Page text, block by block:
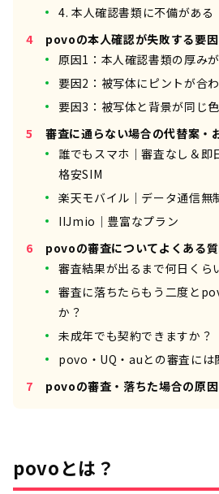
4. 本人確認書類に不備がある
povoの本人確認が失敗する要因
原因1：本人確認書類の厚み
要因2：被写体にピントが合
要因3：被写体と背景が同じ
審査に通らない場合の代替案・
誰でもスマホ｜審査なし＆即
格安SIM
楽天モバイル｜データ通信無
IIJmio｜豊富なプラン
povoの審査についてよくある
審査結果が出るまで何日くら
審査に落ちたらもう二度と
か？
未成年でも契約できますか？
povo・UQ・auとの審査には
povoの審査・落ちた場合の原
povoとは？